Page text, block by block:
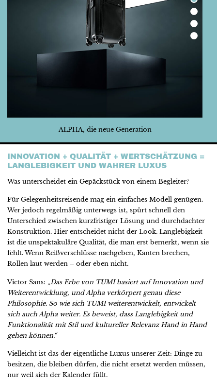
ALPHA, die neue Generation
INNOVATION + QUALITÄT + WERTSCHÄTZUNG =
LANGLEBIGKEIT UND WAHRER LUXUS
Was unterscheidet ein Gepäckstück von einem Begleiter?
Für Gelegenheitsreisende mag ein einfaches Modell genügen.
Wer jedoch regelmäßig unterwegs ist, spürt schnell den
Unterschied zwischen kurzfristiger Lösung und durchdachter
Konstruktion. Hier entscheidet nicht der Look. Langlebigkeit
ist die unspektakuläre Qualität, die man erst bemerkt, wenn sie
fehlt. Wenn Reißverschlüsse nachgeben, Kanten brechen,
Rollen laut werden – oder eben nicht.
Victor Sans: „Das Erbe von TUMI basiert auf Innovation und
Weiterentwicklung, und Alpha verkörpert genau diese
Philosophie. So wie sich TUMI weiterentwickelt, entwickelt
sich auch Alpha weiter. Es beweist, dass Langlebigkeit und
Funktionalität mit Stil und kultureller Relevanz Hand in Hand
gehen können.“
Vielleicht ist das der eigentliche Luxus unserer Zeit: Dinge zu
besitzen, die bleiben dürfen, die nicht ersetzt werden müssen,
nur weil sich der Kalender füllt.